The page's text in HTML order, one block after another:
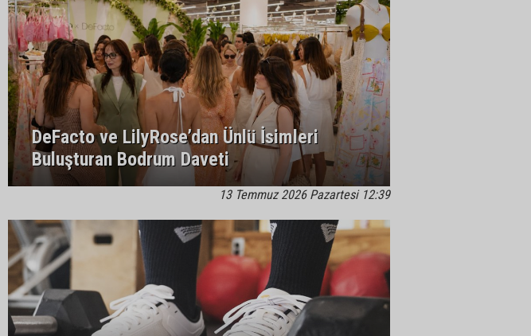
DeFacto ve LilyRose’dan Ünlü İsimleri
Buluşturan Bodrum Daveti
13 Temmuz 2026 Pazartesi 12:39